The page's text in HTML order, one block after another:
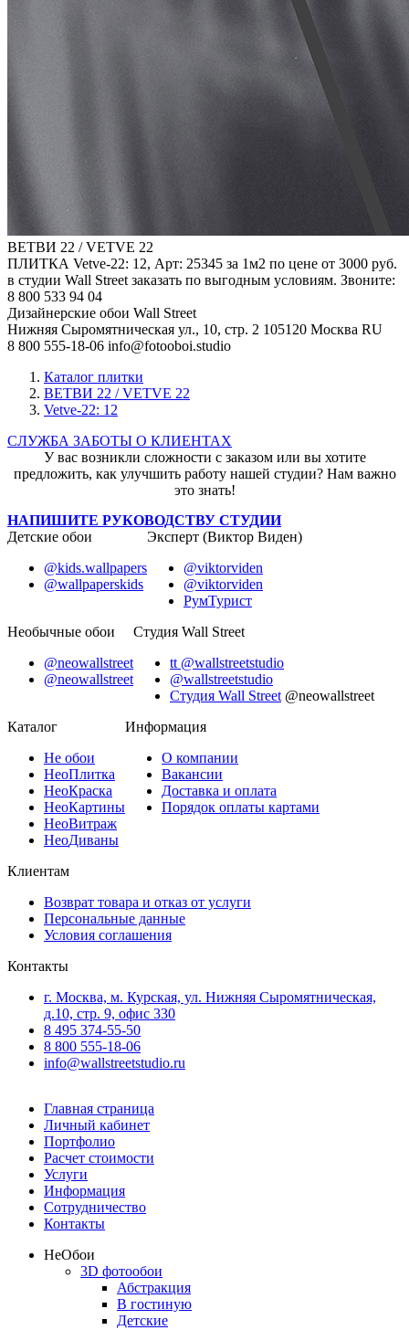
ВЕТВИ 22 / VETVE 22
ПЛИТКА Vetve-22: 12, Арт: 25345 за 1м2 по цене от 3000 руб.
в студии Wall Street заказать по выгодным условиям. Звоните:
8 800 533 94 04
Дизайнерские обои Wall Street
Нижняя Сыромятническая ул., 10, стр. 2 105120 Москва RU
8 800 555-18-06 info@fotooboi.studio
Каталог плитки
ВЕТВИ 22 / VETVE 22
Vetve-22: 12
СЛУЖБА ЗАБОТЫ О КЛИЕНТАХ
У вас возникли сложности с заказом или вы хотите
предложить, как улучшить работу нашей студии? Нам важно
это знать!
НАПИШИТЕ РУКОВОДСТВУ СТУДИИ
Детские обои
@kids.wallpapers
@wallpaperskids
Эксперт (Виктор Виден)
@viktorviden
@viktorviden
РумТурист
Необычные обои
@neowallstreet
@neowallstreet
Студия Wall Street
tt @wallstreetstudio
@wallstreetstudio
Студия Wall Street @neowallstreet
Каталог
Не обои
НеоПлитка
НеоКраска
НеоКартины
НеоВитраж
НеоДиваны
Информация
О компании
Вакансии
Доставка и оплата
Порядок оплаты картами
Клиентам
Возврат товара и отказ от услуги
Персональные данные
Условия соглашения
Контакты
г. Москва, м. Курская, ул. Нижняя Сыромятническая,
д.10, стр. 9, офис 330
8 495 374-55-50
8 800 555-18-06
info@wallstreetstudio.ru
Главная страница
Личный кабинет
Портфолио
Расчет стоимости
Услуги
Информация
Сотрудничество
Контакты
НеОбои
3D фотообои
Абстракция
В гостиную
Детские